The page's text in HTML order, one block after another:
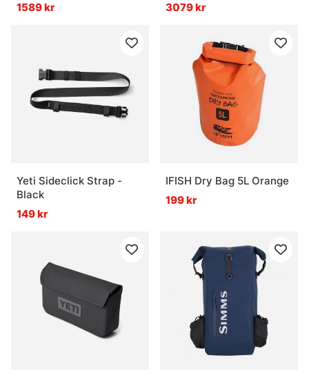
1589 kr
3079 kr
Yeti Sideclick Strap -
Black
149 kr
IFISH Dry Bag 5L Orange
199 kr